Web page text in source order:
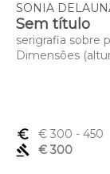
SONIA
Sem título
serigrafia sobre
Dimensões
euro_symbol € 300 - 450
gavel
€ 300